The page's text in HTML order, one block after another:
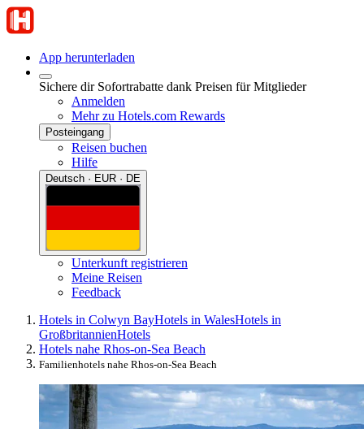
App herunterladen
Sichere dir Sofortrabatte dank Preisen für Mitglieder
Anmelden
Mehr zu Hotels.com Rewards
Posteingang
Reisen buchen
Hilfe
Deutsch · EUR · DE
Unterkunft registrieren
Meine Reisen
Feedback
Hotels in Colwyn BayHotels in WalesHotels in
GroßbritannienHotels
Hotels nahe Rhos-on-Sea Beach
Familienhotels nahe Rhos-on-Sea Beach